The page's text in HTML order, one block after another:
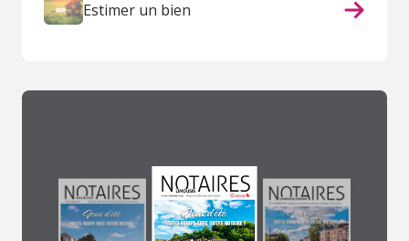
Estimer un bien